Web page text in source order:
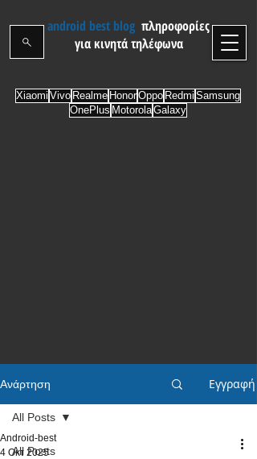
android best blog πληροφορίες
για κινητά τηλέφωνα
Xiaomi Vivo Realme HonorOppo Redmi Samsung
OnePlus MotorolaGalaxy
Ανάρτηση Εγγραφή
All Posts
All Posts
Android-best
4 Οκτ 2025